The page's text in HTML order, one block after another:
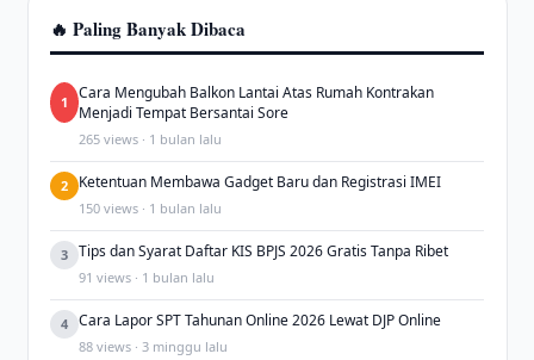
🔥 Paling Banyak Dibaca
1
Cara Mengubah Balkon Lantai Atas Rumah Kontrakan
Menjadi Tempat Bersantai Sore
265 views · 1 bulan lalu
2 Ketentuan Membawa Gadget Baru dan Registrasi IMEI
150 views · 1 bulan lalu
3 Tips dan Syarat Daftar KIS BPJS 2026 Gratis Tanpa Ribet
91 views · 1 bulan lalu
4 Cara Lapor SPT Tahunan Online 2026 Lewat DJP Online
88 views · 3 minggu lalu